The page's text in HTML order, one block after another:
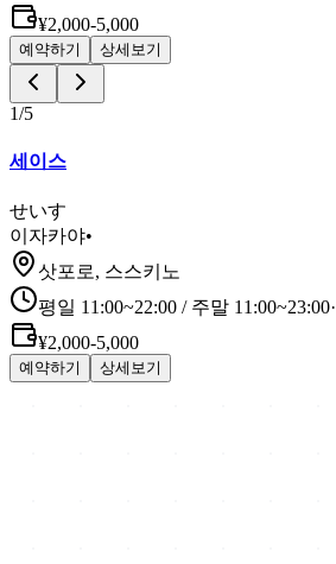
¥2,000-5,000
예약하기 상세보기
1/5
세이스
せいす
이자카야•
삿포로, 스스키노
평일 11:00~22:00 / 주말 11:00~23:00·
¥2,000-5,000
예약하기 상세보기